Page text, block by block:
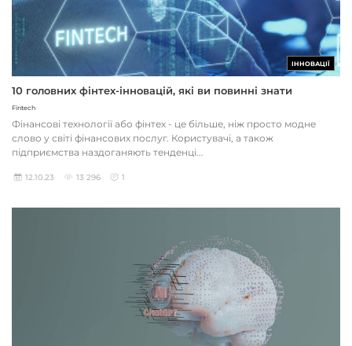
ІННОВАЦІЇ
10 головних фінтех-інновацій, які ви повинні знати
Fintech
Фінансові технології або фінтех - це більше, ніж просто модне
слово у світі фінансових послуг. Користувачі, а також
підприємства наздоганяють тенденці...
12.10.23 13 296 1